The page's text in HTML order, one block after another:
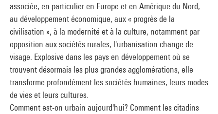
associée, en particulier en Europe et en Amérique du Nord,
au développement économique, aux « progrès de la
civilisation », à la modernité et à la culture, notamment par
opposition aux sociétés rurales, l'urbanisation change de
visage. Explosive dans les pays en développement où se
trouvent désormais les plus grandes agglomérations, elle
transforme profondément les sociétés humaines, leurs modes
de vies et leurs cultures.
Comment est-on urbain aujourd'hui? Comment les citadins